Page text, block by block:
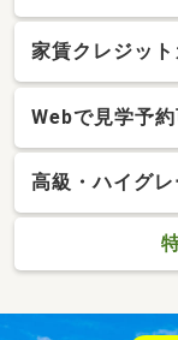
家賃クレジッ
Webで見学予
高級・ハイグ